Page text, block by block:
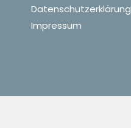
Datenschutzerklärung
Impressum